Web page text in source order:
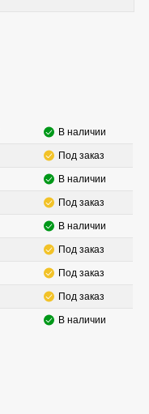
В наличии
Под заказ
В наличии
Под заказ
В наличии
Под заказ
Под заказ
Под заказ
В наличии